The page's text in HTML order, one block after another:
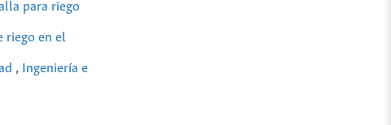
para riego
riego en el
,
Ingeniería e